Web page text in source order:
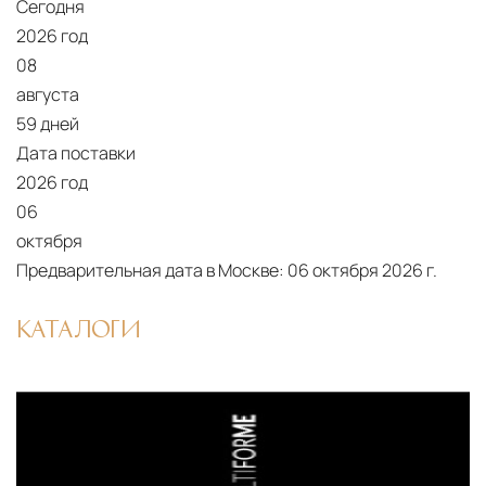
10 рабочих дней. Возможна срочная доставка
ресурсов.
Управление логистикой и контроль
качества
Каждый заказ отслеживается в режиме
мониторинга. Наша команда логистических
специалистов с опытом работы в
полную сохранность груза, соблюдение
механических повреждений на всех этапах
Все международные
Сегодня
2026 год
08
августа
59 дней
Дата поставки
2026 год
06
октября
Предварительная дата в Москве: 06 октября 2026 г.
КАТАЛОГИ